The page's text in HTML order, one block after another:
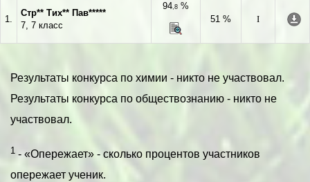
1.
Стр** Тих** Пав*****
7, 7 класс
94,8 %
51 %
I
Результаты конкурса по химии - никто не участвовал.
Результаты конкурса по обществознанию - никто не
участвовал.
1 - «Опережает» - сколько процентов участников
опережает ученик.